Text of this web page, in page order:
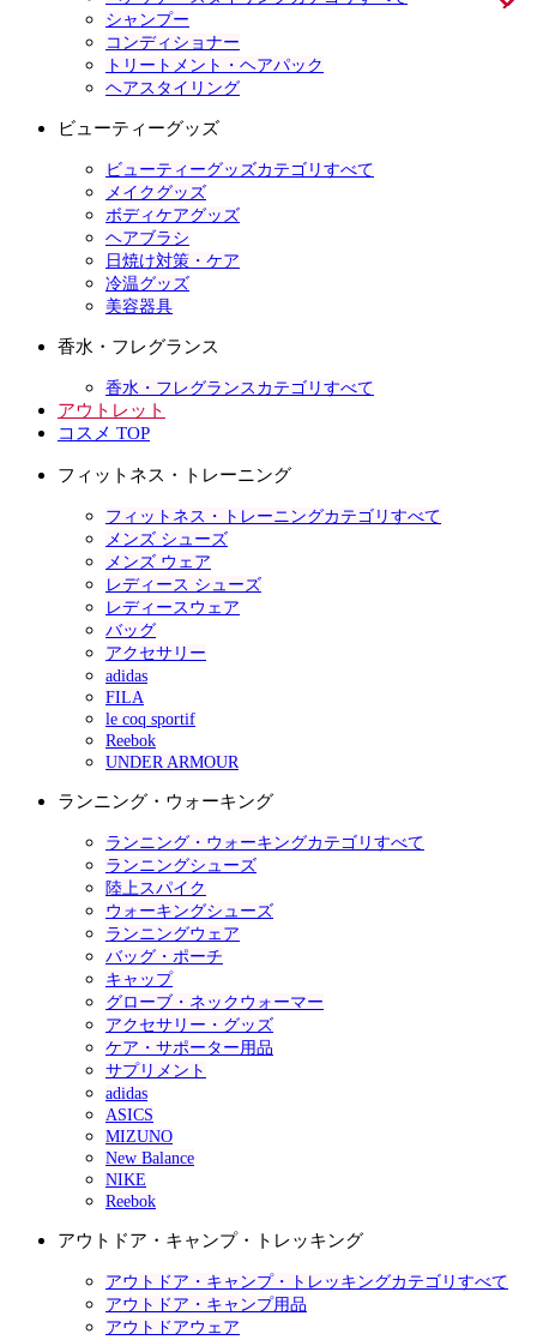
シャンプー
コンディショナー
トリートメント・ヘアパック
ヘアスタイリング
ビューティーグッズ
ビューティーグッズカテゴリすべて
メイクグッズ
ボディケアグッズ
ヘアブラシ
日焼け対策・ケア
冷温グッズ
美容器具
香水・フレグランス
香水・フレグランスカテゴリすべて
アウトレット
コスメ TOP
フィットネス・トレーニング
フィットネス・トレーニングカテゴリすべて
メンズ シューズ
メンズ ウェア
レディース シューズ
レディースウェア
バッグ
アクセサリー
adidas
FILA
le coq sportif
Reebok
UNDER ARMOUR
ランニング・ウォーキング
ランニング・ウォーキングカテゴリすべて
ランニングシューズ
陸上スパイク
ウォーキングシューズ
ランニングウェア
バッグ・ポーチ
キャップ
グローブ・ネックウォーマー
アクセサリー・グッズ
ケア・サポーター用品
サプリメント
adidas
ASICS
MIZUNO
New Balance
NIKE
Reebok
アウトドア・キャンプ・トレッキング
アウトドア・キャンプ・トレッキングカテゴリすべて
アウトドア・キャンプ用品
アウトドアウェア